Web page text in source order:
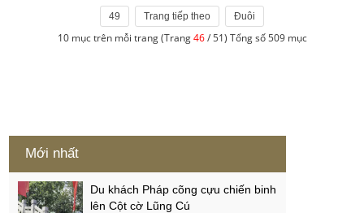
49 Trang tiếp theo Đuôi
10 mục trên mỗi trang (Trang46/ 51) Tổng số 509 mục
Mới nhất
Du khách Pháp cõng cựu chiến binh
lên Cột cờ Lũng Cú